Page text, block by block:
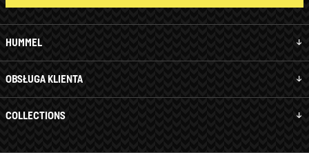
HUMMEL
OBSŁUGA KLIENTA
COLLECTIONS